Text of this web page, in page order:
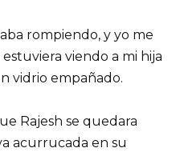
rompiendo, y yo me
viendo a mi hija
vidrio empañado.
Rajesh se quedara
acurrucada en su